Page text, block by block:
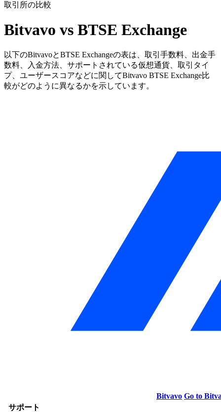
取引所の比較
Bitvavo vs BTSE Exchange
以下のBitvavoとBTSE Exchangeの表は、取引手数料、出金手
数料、入金方法、サポートされている仮想通貨、取引タイ
プ、ユーザースコアなどに関してBitvavo BTSE Exchange比
較がどのように異なるかを示しています。
Bitvavo Go to
サポート